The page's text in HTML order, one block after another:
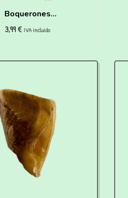
Boquerones
Para
3,99€ IVA incluido